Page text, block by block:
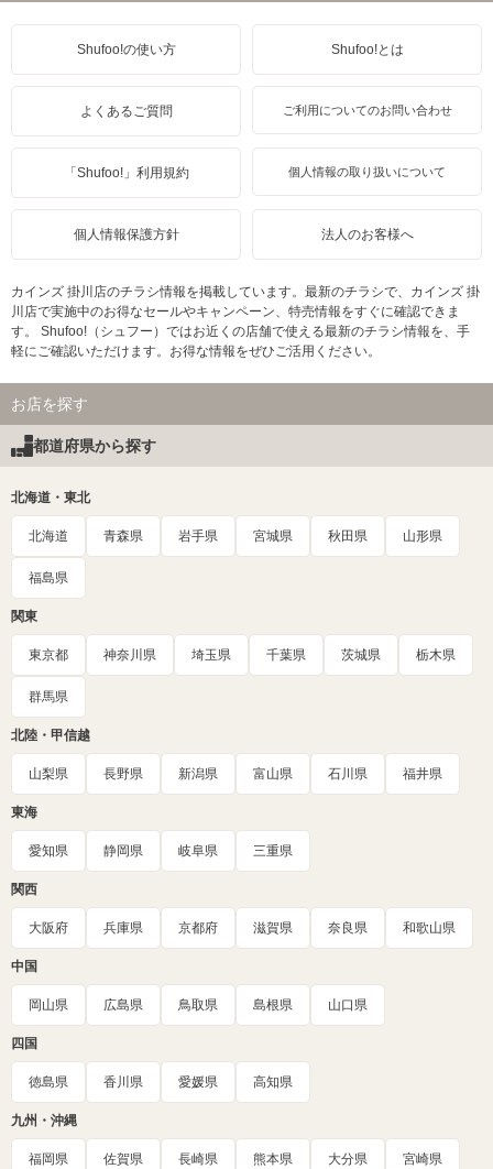
Shufoo!の使い方 Shufoo!とは
よくあるご質問 ご利用についてのお問い合わせ
「Shufoo!」利用規約 個人情報の取り扱いについて
個人情報保護方針 法人のお客様へ
カインズ 掛川店のチラシ情報を掲載しています。最新のチラシで、カインズ 掛
川店で実施中のお得なセールやキャンペーン、特売情報をすぐに確認できま
す。 Shufoo!（シュフー）ではお近くの店舗で使える最新のチラシ情報を、手
軽にご確認いただけます。お得な情報をぜひご活用ください。
お店を探す
都道府県から探す
北海道・東北
北海道 青森県 岩手県 宮城県 秋田県 山形県
福島県
関東
東京都 神奈川県 埼玉県 千葉県 茨城県 栃木県
群馬県
北陸・甲信越
山梨県 長野県 新潟県 富山県 石川県 福井県
東海
愛知県 静岡県 岐阜県 三重県
関西
大阪府 兵庫県 京都府 滋賀県 奈良県 和歌山県
中国
岡山県 広島県 鳥取県 島根県 山口県
四国
徳島県 香川県 愛媛県 高知県
九州・沖縄
福岡県 佐賀県 長崎県 熊本県 大分県 宮崎県